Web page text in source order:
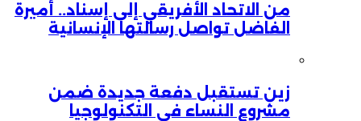
من الاتحاد الأفريقي إلى إسناد.. أميرة
الفاضل تواصل رسالتها الإنسانية
زين تستقبل دفعة جديدة ضمن
مشروع النساء في التكنولوجيا